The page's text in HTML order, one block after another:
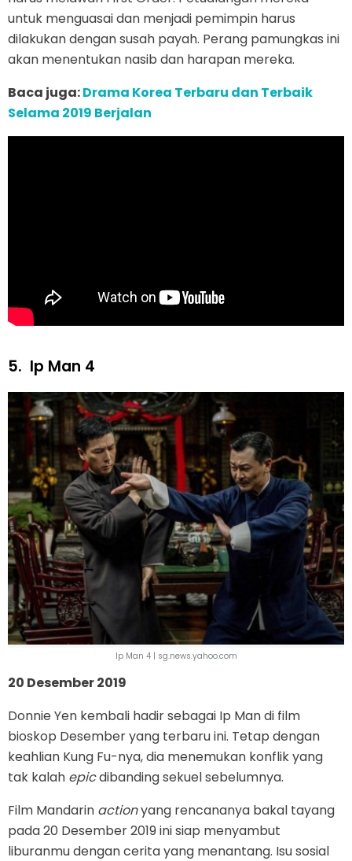
untuk menguasai dan menjadi pemimpin harus
dilakukan dengan susah payah. Perang pamungkas ini
akan menentukan nasib dan harapan mereka.
Baca juga:Drama Korea Terbaru dan Terbaik
Selama 2019 Berjalan
5. Ip Man 4
Ip Man 4 | sg.news.yahoo.com
20 Desember 2019
Donnie Yen kembali hadir sebagai Ip Man di film
bioskop Desember yang terbaru ini. Tetap dengan
keahlian Kung Fu-nya, dia menemukan konflik yang
tak kalah epicdibanding sekuel sebelumnya.
Film Mandarin actionyang rencananya bakal tayang
pada 20 Desember 2019 ini siap menyambut
liburanmu dengan cerita yang menantang. Isu sosial